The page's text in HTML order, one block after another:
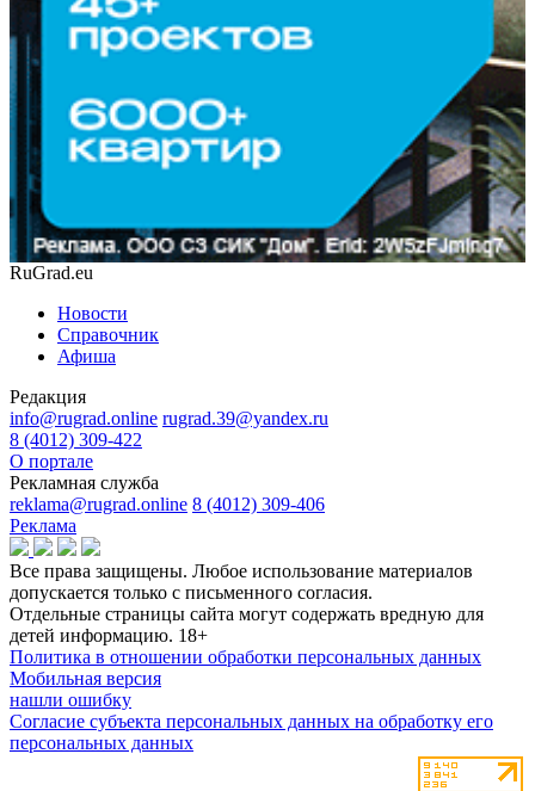
RuGrad.eu
Новости
Справочник
Афиша
Редакция
info@rugrad.online rugrad.39@yandex.ru
8 (4012) 309-422
О портале
Рекламная служба
reklama@rugrad.online 8 (4012) 309-406
Реклама
Все права защищены. Любое использование материалов
допускается только с письменного согласия.
Отдельные страницы сайта могут содержать вредную для
детей информацию. 18+
Политика в отношении обработки персональных данных
Мобильная версия
нашли ошибку
Согласие субъекта персональных данных на обработку его
персональных данных